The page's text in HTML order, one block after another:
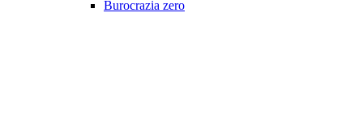
Burocrazia zero